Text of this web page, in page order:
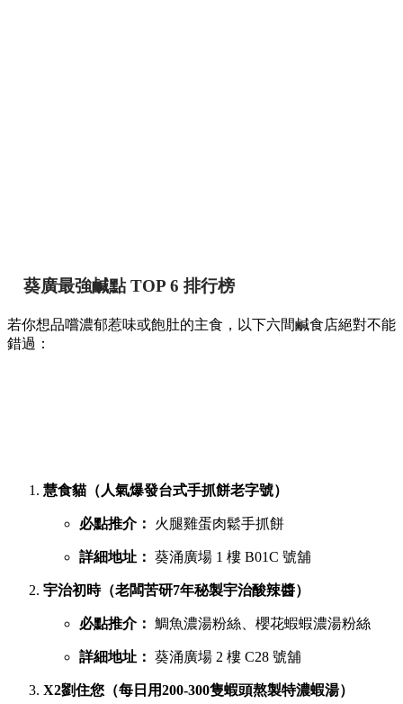
提到香港的平民美食聚集地，位於葵芳的葵涌廣場一直深受本
葵廣最強鹹點 TOP 6 排行榜